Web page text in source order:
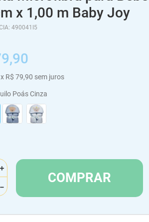
x 1,00 m Baby Joy
: 490041I5
,90
x R$ 79,90 sem juros
Poás Cinza
＋
－
COMPRAR